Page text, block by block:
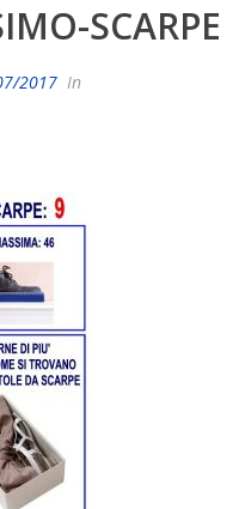
SCARPE
2017 In